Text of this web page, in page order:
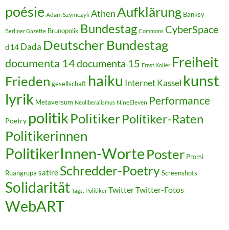
poésie Adam Szymczyk AthenAufklärung Banksy
Berliner Gazette Brunopolik Bundestag Commons CyberSpace
d14 Dada Deutscher Bundestag
documenta 14documenta 15 Ernst Koller Freiheit
Frieden gesellschaft haiku InternetKassel kunst
lyrik Metaversum Neoliberalismus NineEleven Performance
Poetry politikPolitikerPolitiker-Raten
Politikerinnen
PolitikerInnen-Worte Poster Promi
Ruangrupa satire Schredder-PoetryScreenshots
Solidarität Tags: Politiker TwitterTwitter-Fotos
WebART